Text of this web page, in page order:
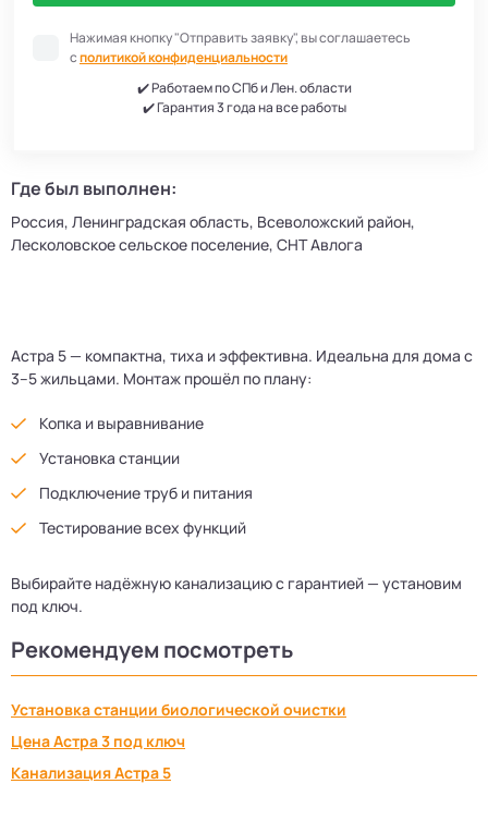
Нажимая кнопку "Отправить заявку", вы соглашаетесь
сполитикой конфиденциальности
✔️ Работаем по СПб и Лен. области
✔️ Гарантия 3 года на все работы
Где был выполнен:
Россия, Ленинградская область, Всеволожский район,
Лесколовское сельское поселение, СНТ Авлога
Астра 5 — компактна, тиха и эффективна. Идеальна для дома с
3–5 жильцами. Монтаж прошёл по плану:
Копка и выравнивание
Установка станции
Подключение труб и питания
Тестирование всех функций
Выбирайте надёжную канализацию с гарантией — установим
под ключ.
Рекомендуем посмотреть
Установка станции биологической очистки
Цена Астра 3 под ключ
Канализация Астра 5